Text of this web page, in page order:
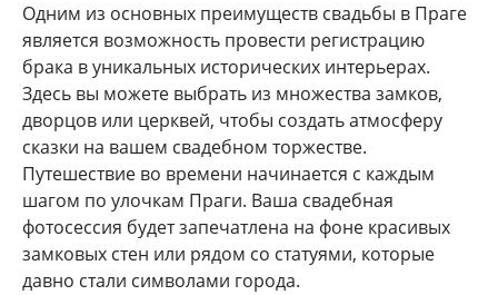
Одним из основных преимуществ свадьбы в Праге
является возможность провести регистрацию
брака в уникальных исторических интерьерах.
Здесь вы можете выбрать из множества замков,
дворцов или церквей, чтобы создать атмосферу
сказки на вашем свадебном торжестве.
Путешествие во времени начинается с каждым
шагом по улочкам Праги. Ваша свадебная
фотосессия будет запечатлена на фоне красивых
замковых стен или рядом со статуями, которые
давно стали символами города.